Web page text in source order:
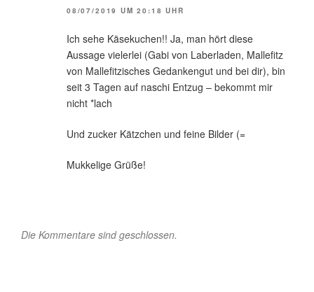
08/07/2019 UM 20:18 UHR
Ich sehe Käsekuchen!! Ja, man hört diese
Aussage vielerlei (Gabi von Laberladen, Mallefitz
von Mallefitzisches Gedankengut und bei dir), bin
seit 3 Tagen auf naschi Entzug – bekommt mir
nicht *lach
Und zucker Kätzchen und feine Bilder (=
Mukkelige Grüße!
Die Kommentare sind geschlossen.